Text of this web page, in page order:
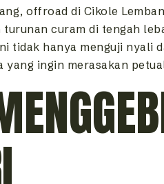
offroad di Cikole
curam di tengah
tidak hanya menguji nyali
yang ingin merasakan